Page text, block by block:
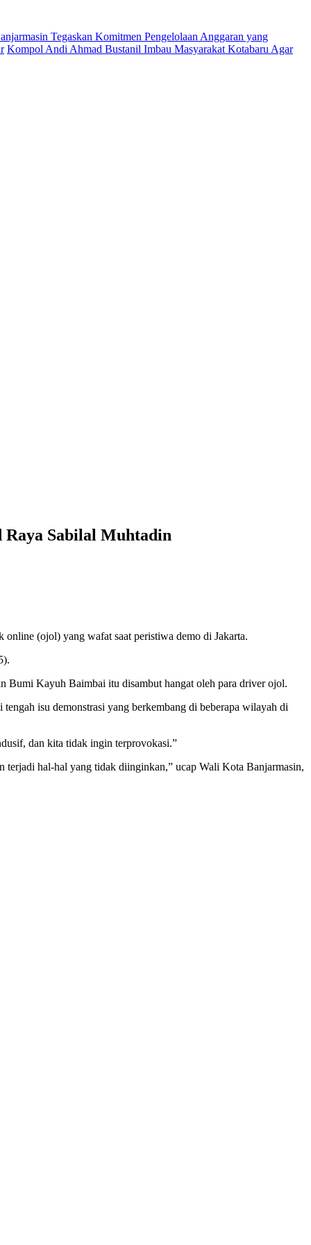
Tegaskan Komitmen Pengelolaan Anggaran yang
Kompol Andi Ahmad Bustanil Imbau Masyarakat Kotabaru Agar
Sabilal Muhtadin
(ojol) yang wafat saat peristiwa demo di Jakarta.
Bumi Kayuh Baimbai itu disambut hangat oleh para driver ojol.
isu demonstrasi yang berkembang di beberapa wilayah di
dan kita tidak ingin terprovokasi.”
terjadi hal-hal yang tidak diinginkan,” ucap Wali Kota Banjarmasin,